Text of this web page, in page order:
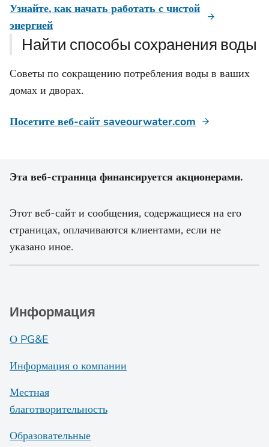
Узнайте, как начать работать с чистой
энергией
Найти способы сохранения воды
Советы по сокращению потребления воды в ваших
домах и дворах.
Посетите веб-сайт saveourwater.com
Эта веб-страница финансируется акционерами.
Этот веб-сайт и сообщения, содержащиеся на его
страницах, оплачиваются клиентами, если не
указано иное.
Информация
О PG&E
Информация о компании
Местная
благотворительность
Образовательные